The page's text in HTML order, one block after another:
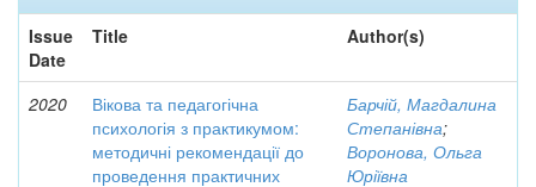
Issue
Date
Title Author(s)
2020
Вікова та педагогічна
психологія з практикумом:
методичні рекомендації до
проведення практичних
Барчій, Магдалина
Степанівна;
Воронова, Ольга
Юріївна